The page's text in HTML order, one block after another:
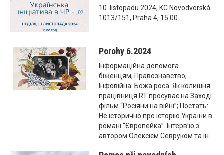
10. listopadu 2024, KC Novodvorská
1013/151, Praha 4, 15.00
Porohy 6.2024
Інформаційна допомога
біженцям; Правознавство;
Інфовійна: Божа роса. Як колишня
працівниця RT просуває на Заході
фільм “Росіяни на війні”; Постать:
Не історично про історію України в
романі “Європейка”. Інтерв’ю з
автором Олексієм Севруком та ін.